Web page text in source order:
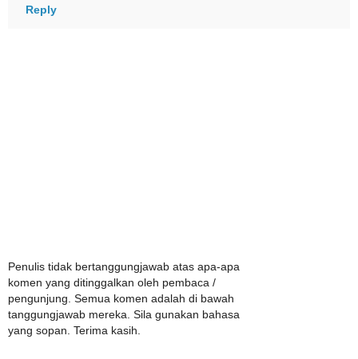
Reply
Penulis tidak bertanggungjawab atas apa-apa
komen yang ditinggalkan oleh pembaca /
pengunjung. Semua komen adalah di bawah
tanggungjawab mereka. Sila gunakan bahasa
yang sopan. Terima kasih.